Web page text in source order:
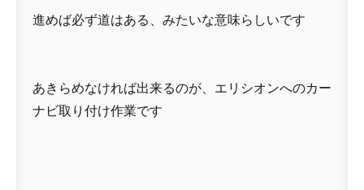
進めば必ず道はある、みたいな意味らしいです
あきらめなければ出来るのが、エリシオンへのカー
ナビ取り付け作業です